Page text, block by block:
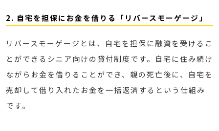
2. 自宅を担保にお金を借りる「リバースモーゲージ」
リバースモーゲージとは、自宅を担保に融資を受けるこ
とができるシニア向けの貸付制度です。自宅に住み続け
ながらお金を借りることができ、親の死亡後に、自宅を
売却して借り入れたお金を一括返済するという仕組み
です。